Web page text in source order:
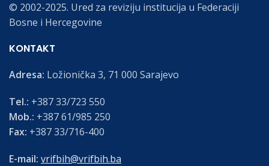
© 2002-2025. Ured za reviziju institucija u Federaciji
Bosne i Hercegovine
KONTAKT
Adresa: Ložionička 3, 71 000 Sarajevo
Tel.: +387 33/723 550
Mob.: +387 61/985 250
Fax: +387 33/716-400
E-mail: vrifbih@vrifbih.ba